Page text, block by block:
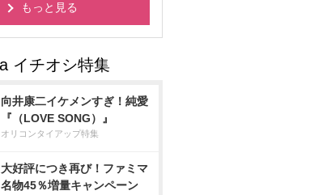
もっと見る
向井康二イケメンすぎ！純愛
『（LOVE SONG）』
オリコンタイアップ特集
大好評につき再び！ファミマ
名物45％増量キャンペーン